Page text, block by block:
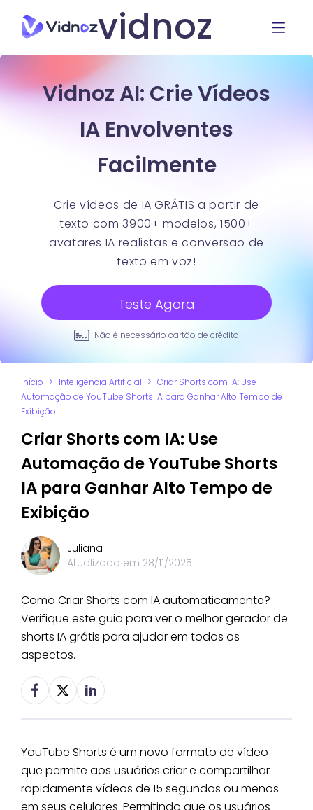
vidnoz
Vidnoz AI: Crie Vídeos
IA Envolventes
Facilmente
Crie vídeos de IA GRÁTIS a partir de
texto com 3900+ modelos, 1500+
avatares IA realistas e conversão de
texto em voz!
Teste Agora
Não é necessário cartão de crédito
Início > Inteligência Artificial > Criar Shorts com IA: Use
Automação de YouTube Shorts IA para Ganhar Alto Tempo de
Exibição
Criar Shorts com IA: Use
Automação de YouTube Shorts
IA para Ganhar Alto Tempo de
Exibição
Juliana
Atualizado em 28/11/2025
Como Criar Shorts com IA automaticamente?
Verifique este guia para ver o melhor gerador de
shorts IA grátis para ajudar em todos os
aspectos.
YouTube Shorts é um novo formato de vídeo
que permite aos usuários criar e compartilhar
rapidamente vídeos de 15 segundos ou menos